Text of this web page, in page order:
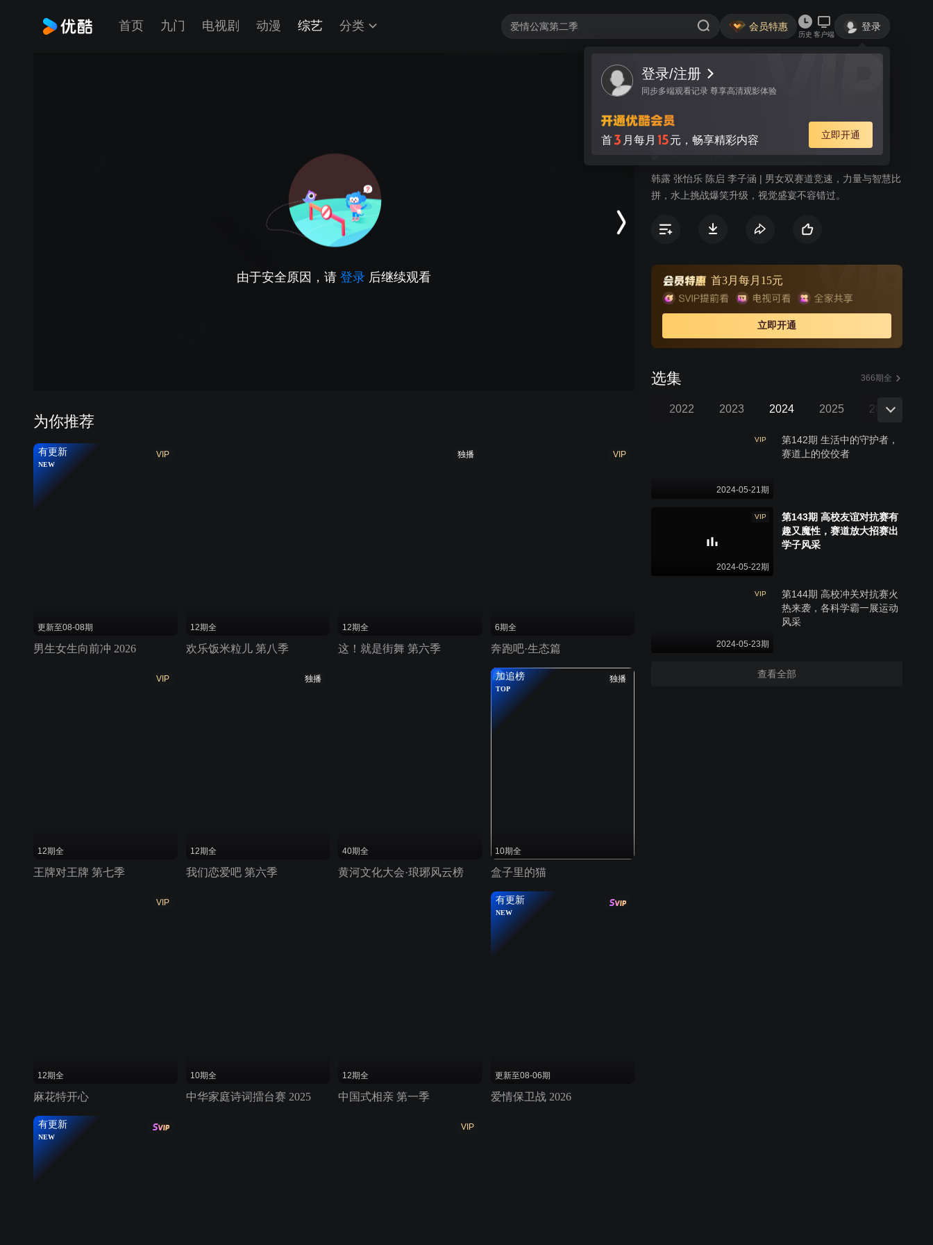
首页 九门 电视剧 动漫 综艺 分类 会员特惠
历史 客户端
登录
登录/注册
同步多端观看记录 尊享高清观影体验
首3 月每月 15元，畅享精彩内容 立即开通
由于安全原因，请 登录 后继续观看
视频 讨论
男生女生向前冲 2024 简介
闯关
韩露 张怡乐 陈启 李子涵 | 男女双赛道竞速，力量与智慧比
拼，水上挑战爆笑升级，视觉盛宴不容错过。
首3月每月15元
立即开通
选集 366期全
2022 2023 2024 2025 2026
VIP
2024-05-21期
第142期 生活中的守护者，
赛道上的佼佼者
VIP
2024-05-22期
第143期 高校友谊对抗赛有
趣又魔性，赛道放大招赛出
学子风采
VIP
2024-05-23期
第144期 高校冲关对抗赛火
热来袭，各科学霸一展运动
风采
查看全部
为你推荐
VIP
有更新
NEW
更新至08-08期
男生女生向前冲 2026
12期全
欢乐饭米粒儿 第八季
独播
12期全
这！就是街舞 第六季
VIP
6期全
奔跑吧·生态篇
VIP
12期全
王牌对王牌 第七季
独播
12期全
我们恋爱吧 第六季
40期全
黄河文化大会·琅琊风云榜
独播
加追榜
TOP
10期全
盒子里的猫
VIP
12期全
麻花特开心
10期全
中华家庭诗词擂台赛 2025
12期全
中国式相亲 第一季
有更新
NEW
更新至08-06期
爱情保卫战 2026
有更新
NEW
VIP